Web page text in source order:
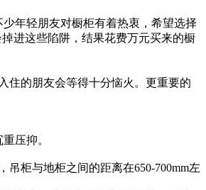
年轻朋友对橱柜有着热衷，希望选择
进这些陷阱，结果花费万元买来的橱
住的朋友会等得十分恼火。更重要的
压抑。
柜与地柜之间的距离在650-700mm左